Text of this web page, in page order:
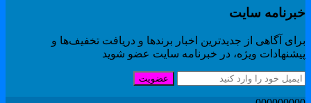
سایت
آگاهی از جدیدترین اخبار برندها و دریافت تخفیف‌ها و
ویژه، در خبرنامه سایت عضو شوید
عضویت